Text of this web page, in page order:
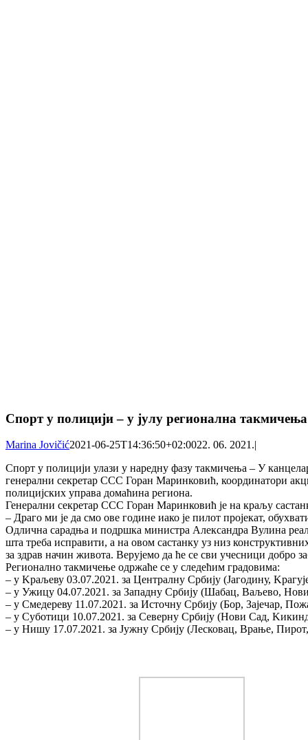
Спорт у полицији – у јулу регионална такмичења
Marina Jovičić2021-06-25T14:36:50+02:0022. 06. 2021.|
Спорт у полицији улази у наредну фазу такмичења – У
генерални секретар ССС Горан Маринковић, координатори
полицијских управа домаћина региона.
Генерални секретар ССС Горан Маринковић је на краљу
– Драго ми је да смо ове године иако је пилот пројекат,
Одлична сарадња и подршка министра Александра Вулина
шта треба исправити, а на овом састанку уз низ
за здрав начин живота. Верујемо да ће се сви учесници добро
Регионално такмичење одржаће се у следећим градовима:
– у Kраљеву 03.07.2021. за Централну Србију (Јагодину,
– у Ужицу 04.07.2021. за Западну Србију (Шабац, Ваљево,
– у Смедереву 11.07.2021. за Источну Србију (Бор, Зајечар,
– у Суботици 10.07.2021. за Северну Србију (Нови Сад,
– у Нишу 17.07.2021. за Јужну Србију (Лесковац, Врање,